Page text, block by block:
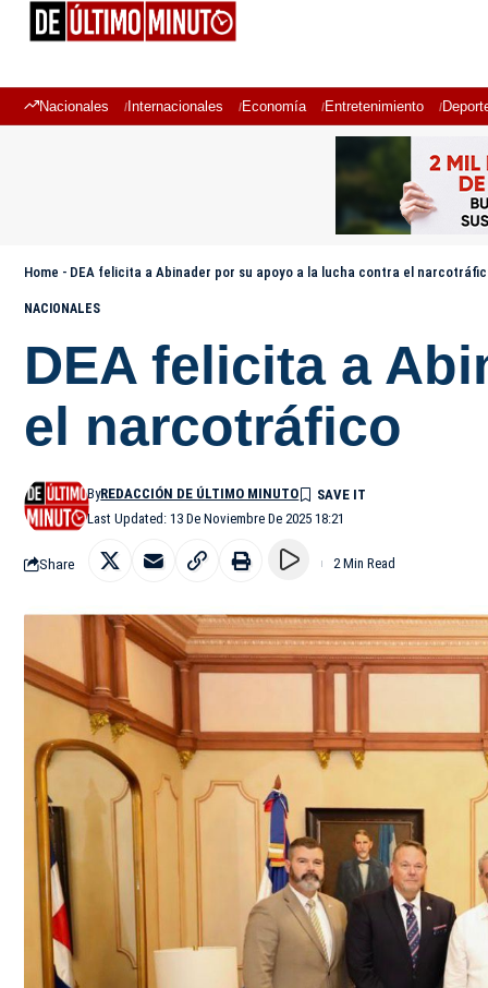
Nacionales Internacionales Economía Entretenimiento
Home - DEA felicita a Abinader por su apoyo a la lucha contra el
NACIONALES
DEA felicita a
el narcotráfico
Last Updated: 13 De Noviembre De 2025 18:21
ByREDACCIÓN DE ÚLTIMO MINUTO
Share 2 Min Read